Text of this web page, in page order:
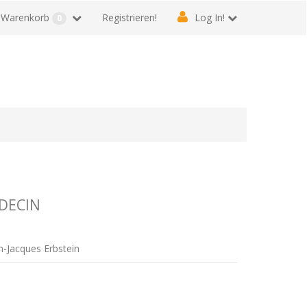
Registrieren! Log In!
Warenkorb 0
Jacques Erbstein